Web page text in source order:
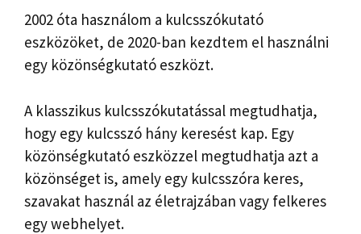
2002 óta használom a kulcsszókutató
eszközöket, de 2020-ban kezdtem el használni
egy közönségkutató eszközt.
A klasszikus kulcsszókutatással megtudhatja,
hogy egy kulcsszó hány keresést kap. Egy
közönségkutató eszközzel megtudhatja azt a
közönséget is, amely egy kulcsszóra keres,
szavakat használ az életrajzában vagy felkeres
egy webhelyet.